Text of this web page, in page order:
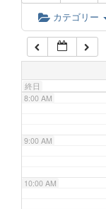
カテゴリー
終日
6:00 AM
7:00 AM
8:00 AM
9:00 AM
10:00 AM